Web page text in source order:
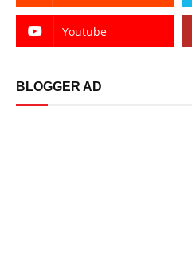
Youtube
BLOGGER AD